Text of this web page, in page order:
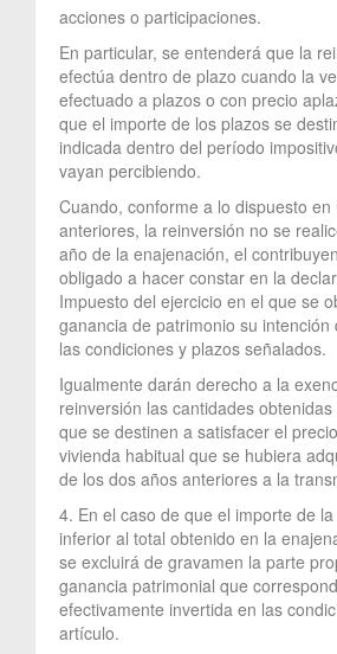
acciones o participaciones.
En particular, se entenderá que la
efectúa dentro de plazo cuando la
efectuado a plazos o con precio
que el importe de los plazos se
indicada dentro del período
vayan percibiendo.
Cuando, conforme a lo dispuesto
anteriores, la reinversión no se
año de la enajenación, el
obligado a hacer constar en la
Impuesto del ejercicio en el que se
ganancia de patrimonio su intención
las condiciones y plazos señalados.
Igualmente darán derecho a la
reinversión las cantidades
que se destinen a satisfacer el
vivienda habitual que se hubiera
de los dos años anteriores a la
4. En el caso de que el importe de
inferior al total obtenido en la
se excluirá de gravamen la parte
ganancia patrimonial que
efectivamente invertida en las
artículo.